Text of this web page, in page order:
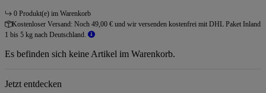
0 Produkt(e) im Warenkorb
Kostenloser Versand: Noch 49,00 € und wir versenden kostenfrei mit DHL Paket Inland
1 bis 5 kg nach Deutschland.
Es befinden sich keine Artikel im Warenkorb.
Jetzt entdecken